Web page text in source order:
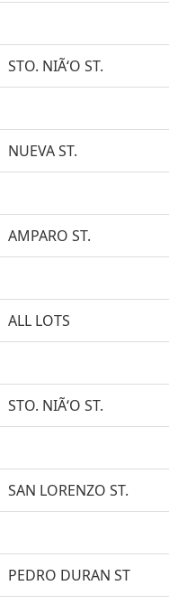
STO. NIÃ‘O ST.
NUEVA ST.
AMPARO ST.
ALL LOTS
STO. NIÃ‘O ST.
SAN LORENZO ST.
PEDRO DURAN ST